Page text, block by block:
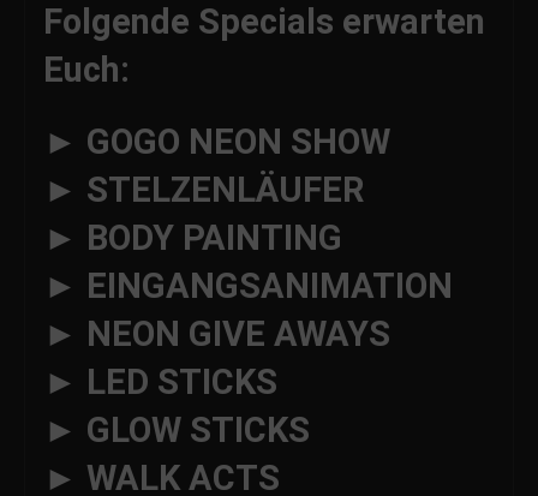
Folgende Specials erwarten
Euch:
► GOGO NEON SHOW
► STELZENLÄUFER
► BODY PAINTING
► EINGANGSANIMATION
► NEON GIVE AWAYS
► LED STICKS
► GLOW STICKS
► WALK ACTS